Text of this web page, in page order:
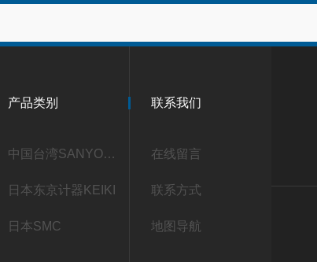
产品类别
中国台湾SANYOU三友
日本东京计器KEIKI
日本SMC
联系我们
在线留言
联系方式
地图导航